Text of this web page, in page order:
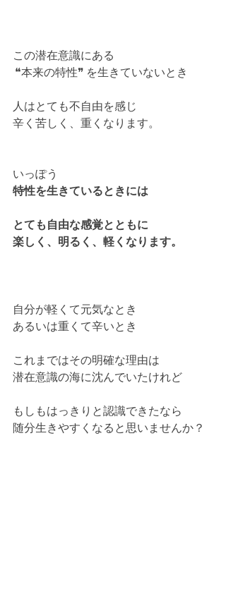
この潜在意識にある
❝本来の特性❞ を生きていないとき
人はとても不自由を感じ
辛く苦しく、重くなります。
いっぽう
特性を生きているときには
とても自由な感覚とともに
楽しく、明るく、軽くなります。
自分が軽くて元気なとき
あるいは重くて辛いとき
これまではその明確な理由は
潜在意識の海に沈んでいたけれど
もしもはっきりと認識できたなら
随分生きやすくなると思いませんか？